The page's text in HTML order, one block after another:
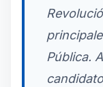
Pública.